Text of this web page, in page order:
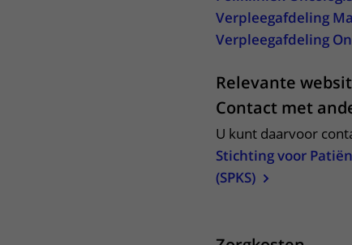
Verpleegafdeling
Verpleegafdeling
Relevante
Contact met
U kunt daarvoor
Stichting voor
(SPKS)